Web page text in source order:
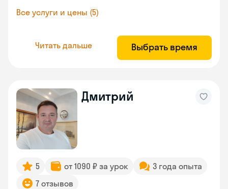
Все услуги и цены (5)
Читать дальше Выбрать время
Дмитрий
5 от 1090 ₽ за урок
3 года опыта
7 отзывов